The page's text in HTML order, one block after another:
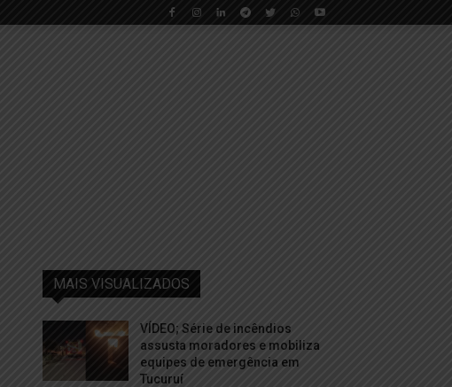
MAIS VISUALIZADOS
VÍDEO; Série de incêndios
assusta moradores e mobiliza
equipes de emergência em
Tucuruí